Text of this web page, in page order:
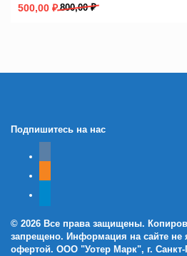
800,00₽
Первоначальная
500,00 ₽
Текущая
Подпишитесь на нас
© 2026 Все права защищены.
запрещено. Информация на сайте не
офертой. ООО "Уотер Марк", г. Санкт-